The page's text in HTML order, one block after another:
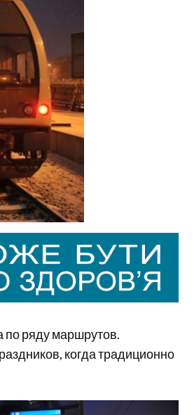
по ряду маршрутов.
когда традиционно